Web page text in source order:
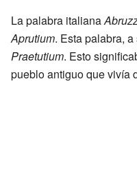
La palabra italiana
Aprutium. Esta palabra,
Praetutium. Esto
pueblo antiguo que vivía